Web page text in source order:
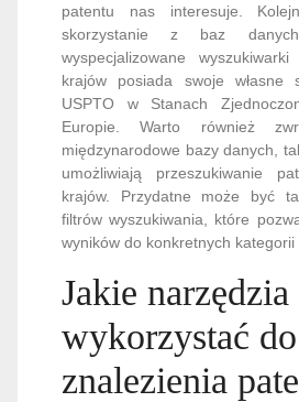
patentu nas interesuje.
skorzystanie z baz
wyspecjalizowane
krajów posiada swoje własne
USPTO w Stanach
Europie. Warto również
międzynarodowe bazy danych,
umożliwiają przeszukiwanie
krajów. Przydatne może być
filtrów wyszukiwania, które
wyników do konkretnych kategorii
Jakie narzędzia
wykorzystać do
znalezienia